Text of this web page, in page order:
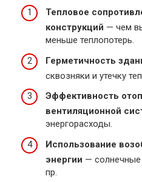
Тепловое
конструкций — чем
меньше теплопотерь.
Герметичность
сквозняки и утечку
Эффективность
вентиляционной
энергорасходы.
Использование
энергии — солнечные
пр.